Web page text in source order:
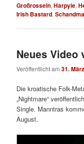
Großrosseln,Harpyie,
Irish Bastard,
Neues Video
Veröffentlicht am31.
Die kroatische Folk-
„Nightmare“
Single. Manntras
August.